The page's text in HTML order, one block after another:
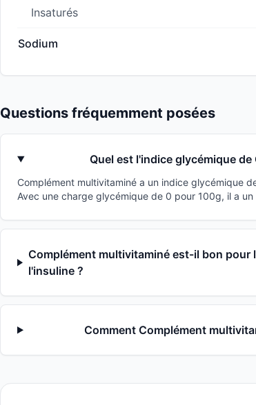
Insaturés
Sodium
Questions fréquemment posées
Quel est l'indice glycémique
Complément multivitaminé a un indice glycémique
Avec une charge glycémique de 0 pour 100g, il a
Complément multivitaminé est-il bon
l'insuline ?
Comment Complément